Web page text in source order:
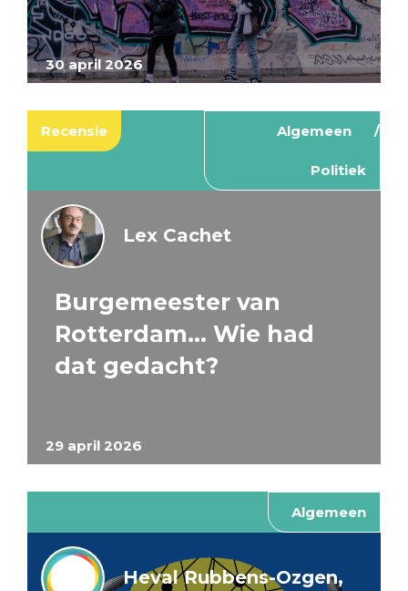
30 april 2026
Recensie Algemeen
Politiek
29 april 2026
Lex Cachet
Burgemeester van
Rotterdam… Wie had
dat gedacht?
Algemeen
Heval Rubbens-Ozgen,